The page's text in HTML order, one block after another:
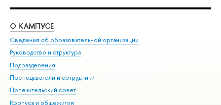
О КАМПУСЕ
Сведения об образовательной организации
Руководство и структура
Подразделения
Преподаватели и сотрудники
Попечительский совет
Корпуса и общежития